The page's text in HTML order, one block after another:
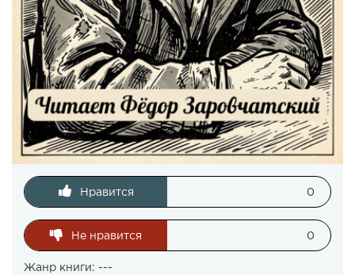
Нравится 0
Не нравится 0
Жанр книги: ---